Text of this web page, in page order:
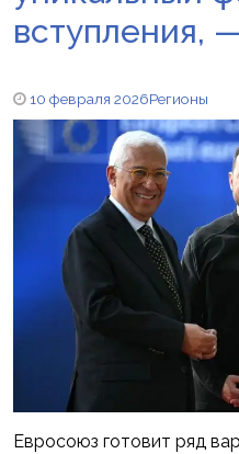
вступления,
10 февраля 2026Регионы
Евросоюз готовит ряд